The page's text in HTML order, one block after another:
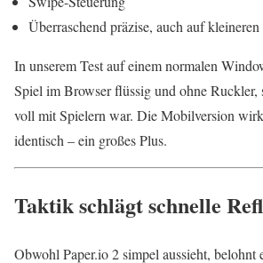
Überraschend präzise, auch auf
In unserem Test auf einem normalen
Spiel im Browser flüssig und ohne Ruckler,
voll mit Spielern war. Die Mobilversion
identisch – ein großes Plus.
Taktik schlägt schnelle
Obwohl Paper.io 2 simpel aussieht, belohnt